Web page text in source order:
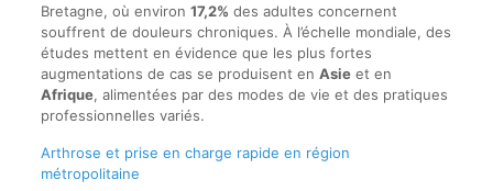
Bretagne, où environ 17,2% des adultes concernent
souffrent de douleurs chroniques. À l’échelle mondiale, des
études mettent en évidence que les plus fortes
augmentations de cas se produisent en Asieet en
Afrique, alimentées par des modes de vie et des pratiques
professionnelles variés.
Arthrose et prise en charge rapide en région
métropolitaine